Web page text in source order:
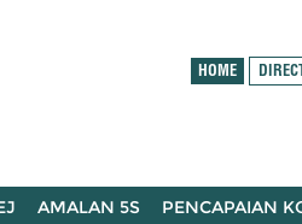
HOME
AMALAN 5S PENCAPAIAN